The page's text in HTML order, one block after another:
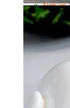
Nghiệp
Nghiệp
Nghiệp
Chuyên
Cà Phê
Khởi
Bí
Kinh
Kinh